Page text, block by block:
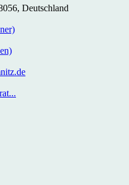
Deutschland